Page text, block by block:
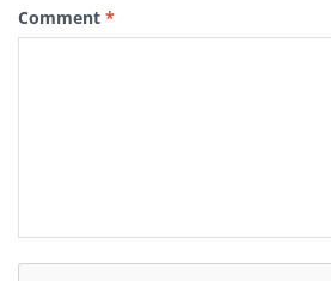
Comment *